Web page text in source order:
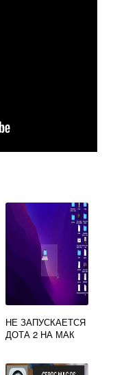
НЕ ЗАПУСКАЕТСЯ
ДОТА 2 НА МАК